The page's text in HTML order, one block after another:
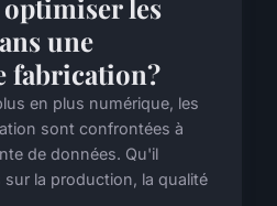
les
une
fabrication?
en plus numérique, les
sont confrontées à
de données. Qu'il
la production, la qualité